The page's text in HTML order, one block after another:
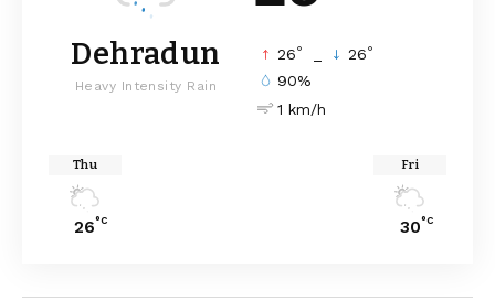
Dehradun
Heavy Intensity Rain
26° 26°
90%
1 km/h
Thu
26°C
Fri
30°C